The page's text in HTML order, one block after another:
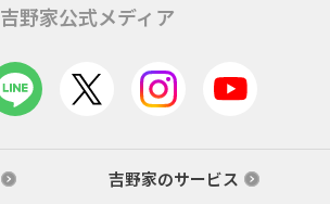
吉野家公式メディア
吉野家のサービス